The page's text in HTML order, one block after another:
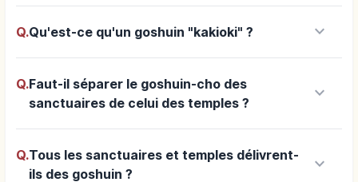
Q.Qu'est-ce qu'un goshuin "kakioki" ? keyboard_arrow_down
Q.Faut-il séparer le goshuin-cho des
sanctuaires de celui des temples ?
keyboard_arrow_down
Q.Tous les sanctuaires et temples délivrent-
ils des goshuin ?
keyboard_arrow_down